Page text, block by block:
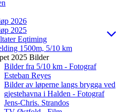
2026
2025
Eqtiming
1500m, 5/10 km
2025 Bilder
Bilder fra 5/10 km - Fotograf
Esteban Reyes
Bilder av løperne langs brygga ved
gjestehavna i Halden - Fotograf
Jens-Chris. Strandos